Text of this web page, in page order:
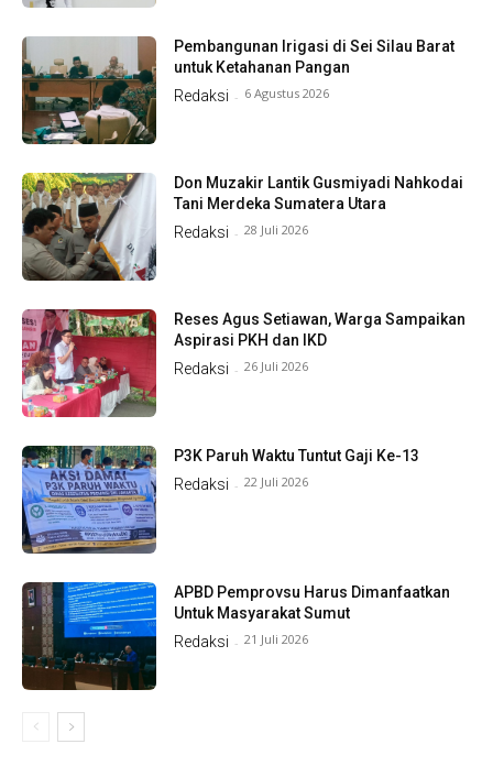
Pembangunan Irigasi di Sei Silau Barat
untuk Ketahanan Pangan
Redaksi - 6 Agustus 2026
Don Muzakir Lantik Gusmiyadi Nahkodai
Tani Merdeka Sumatera Utara
Redaksi - 28 Juli 2026
Reses Agus Setiawan, Warga Sampaikan
Aspirasi PKH dan IKD
Redaksi - 26 Juli 2026
P3K Paruh Waktu Tuntut Gaji Ke-13
Redaksi - 22 Juli 2026
APBD Pemprovsu Harus Dimanfaatkan
Untuk Masyarakat Sumut
Redaksi - 21 Juli 2026